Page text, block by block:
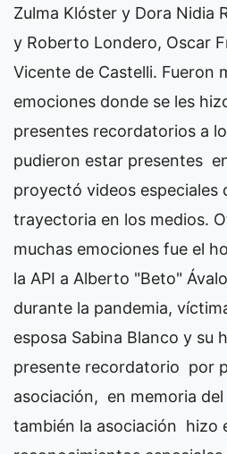
Zulma Klóster y Dora Nidia
y Roberto Londero, Oscar
Vicente de Castelli. Fueron
emociones donde se les
presentes recordatorios a
pudieron estar presentes
proyectó videos especiales
trayectoria en los medios.
muchas emociones fue el
la API a Alberto "Beto"
durante la pandemia,
esposa Sabina Blanco y su
presente recordatorio por
asociación, en memoria
también la asociación hizo